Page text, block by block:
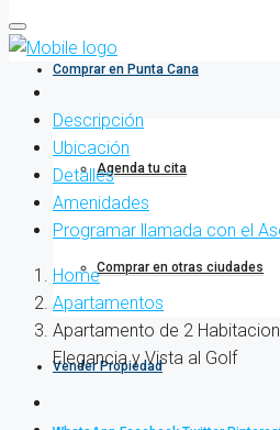
Comprar en Punta Cana
Agenda tu cita
Comprar en otras ciudades
Vender Propiedad
Descripción
Ubicación
Detalles
Amenidades
Programar llamada con el
Home
Apartamentos
Apartamento de 2
Elegancia y Vista al Golf